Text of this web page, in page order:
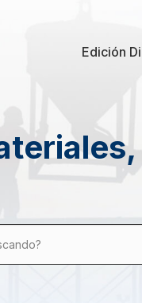
Edición